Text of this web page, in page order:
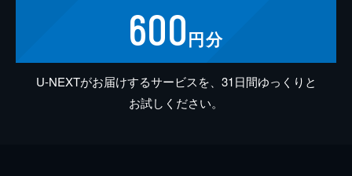
600円分
U-NEXTがお届けするサービスを、31日間ゆっくりと
お試しください。